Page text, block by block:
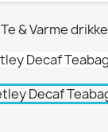
Te & Varme drikke